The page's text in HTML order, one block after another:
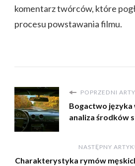
komentarz twórców, które
procesu powstawania filmu.
POPRZEDNI
Bogactwo języka
analiza środków
NASTĘPNY
Charakterystyka rymów